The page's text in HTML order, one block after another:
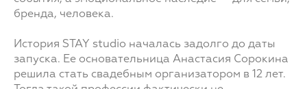
бренда, человека.
История STAY studio началась задолго до даты
запуска. Ее основательница Анастасия Сорокина
решила стать свадебным организатором в 12 лет.